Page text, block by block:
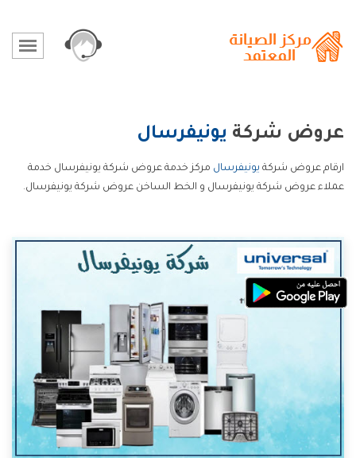
عروض شركة يونيفرسال
ارقام عروض شركة يونيفرسال مركز خدمة عروض شركة يونيفرسال خدمة
عملاء عروض شركة يونيفرسال و الخط الساخن عروض شركة يونيفرسال.